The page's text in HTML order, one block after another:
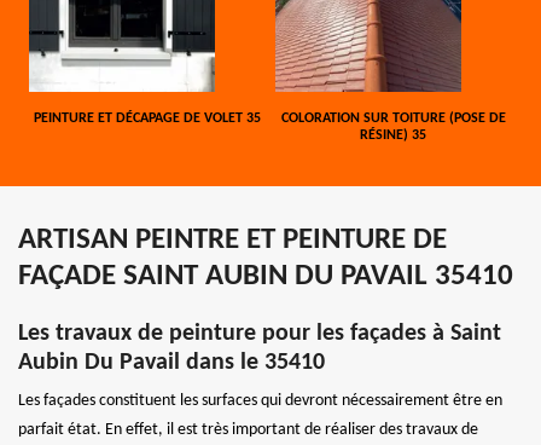
PEINTURE ET DÉCAPAGE DE VOLET 35
COLORATION SUR TOITURE (POSE DE
RÉSINE) 35
ARTISAN PEINTRE ET PEINTURE DE
FAÇADE SAINT AUBIN DU PAVAIL 35410
Les travaux de peinture pour les façades à Saint
Aubin Du Pavail dans le 35410
Les façades constituent les surfaces qui devront nécessairement être en
parfait état. En effet, il est très important de réaliser des travaux de